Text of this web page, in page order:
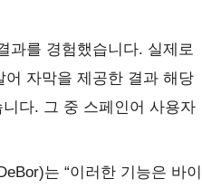
과를 경험했습니다. 실제로
자막을 제공한 결과 해당
다. 그 중 스페인어 사용자
는 “이러한 기능은 바이